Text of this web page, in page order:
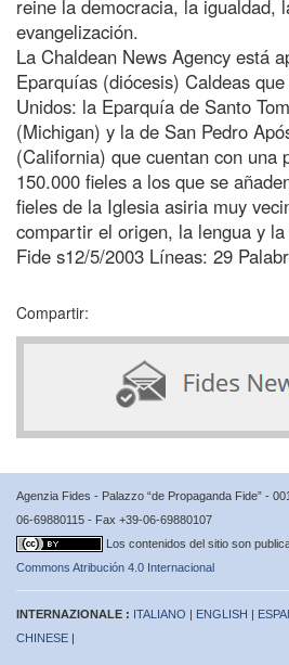
reine la democracia, la igualdad,
evangelización.
La Chaldean News Agency está
Eparquías (diócesis) Caldeas
Unidos: la Eparquía de Santo
(Michigan) y la de San Pedro
(California) que cuentan con una
150.000 fieles a los que se
fieles de la Iglesia asiria muy
compartir el origen, la lengua y
Fide s12/5/2003 Líneas: 29
Compartir:
Agenzia Fides - Palazzo “de Propaganda Fide” -
06-69880115 - Fax +39-06-69880107
Los contenidos del sitio son
Commons Atribución 4.0 Internacional
INTERNAZIONALE : ITALIANO | ENGLISH |
CHINESE |